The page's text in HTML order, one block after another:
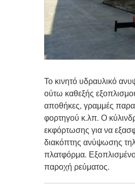
Το κινητό υδραυλικό
ούτω καθεξής
αποθήκες, γραμμές
φορτηγού κ.λπ. Ο
εκφόρτωσης για να
διακόπτης ανύψωσης
πλατφόρμα. Εξοπλισμένο
παροχή ρεύματος.